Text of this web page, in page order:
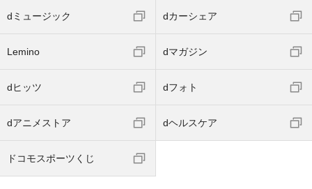
dミュージック dカーシェア
Lemino dマガジン
dヒッツ dフォト
dアニメストア dヘルスケア
ドコモスポーツくじ